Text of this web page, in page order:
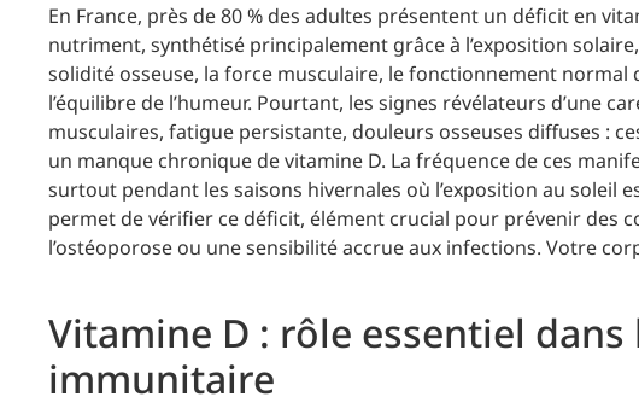
En France, près de 80 % des adultes présentent un déficit en
nutriment, synthétisé principalement grâce à l’exposition
solidité osseuse, la force musculaire, le fonctionnement
l’équilibre de l’humeur. Pourtant, les signes révélateurs d’une
musculaires, fatigue persistante, douleurs osseuses diffuses :
un manque chronique de vitamine D. La fréquence de ces
surtout pendant les saisons hivernales où l’exposition au soleil
permet de vérifier ce déficit, élément crucial pour prévenir des
l’ostéoporose ou une sensibilité accrue aux infections. Votre
Vitamine D : rôle essentiel dans
immunitaire